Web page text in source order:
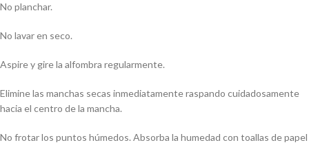
No planchar.
No lavar en seco.
Aspire y gire la alfombra regularmente.
Elimine las manchas secas inmediatamente raspando cuidadosamente
hacia el centro de la mancha.
No frotar los puntos húmedos. Absorba la humedad con toallas de papel